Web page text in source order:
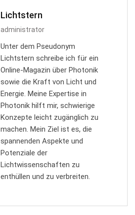
Lichtstern
administrator
Unter dem Pseudonym
Lichtstern schreibe ich für ein
Online-Magazin über Photonik
sowie die Kraft von Licht und
Energie. Meine Expertise in
Photonik hilft mir, schwierige
Konzepte leicht zugänglich zu
machen. Mein Ziel ist es, die
spannenden Aspekte und
Potenziale der
Lichtwissenschaften zu
enthüllen und zu verbreiten.